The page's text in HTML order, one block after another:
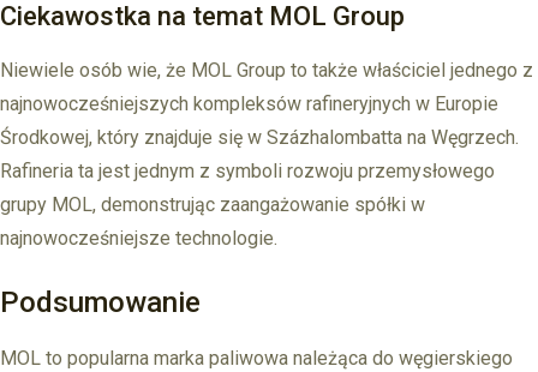
Ciekawostka na temat MOL Group
Niewiele osób wie, że MOL Group to także właściciel jednego z
najnowocześniejszych kompleksów rafineryjnych w Europie
Środkowej, który znajduje się w Százhalombatta na Węgrzech.
Rafineria ta jest jednym z symboli rozwoju przemysłowego
grupy MOL, demonstrując zaangażowanie spółki w
najnowocześniejsze technologie.
Podsumowanie
MOL to popularna marka paliwowa należąca do węgierskiego